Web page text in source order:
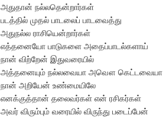
அதுதான் நல்லதென்றார்கள்
படத்தில் முதல் பாடலைப் பாடவைத்து
அதுநல்ல ராசியென்றார்கள்
எத்தனையோ பாடுகளை அதைப்பாடல்களாய்
நான் விற்றேன் இதுவரையில்
அத்தனையும் நல்லவையா அவௌ கெட்டவையா
நான் அறியேன் உண்மையிலே
எனக்குத்தான் தலைவர்கள் என் ரசிகர்கள்
அவர் விரும்பும் வரையில் விருந்து படைப்பேன்